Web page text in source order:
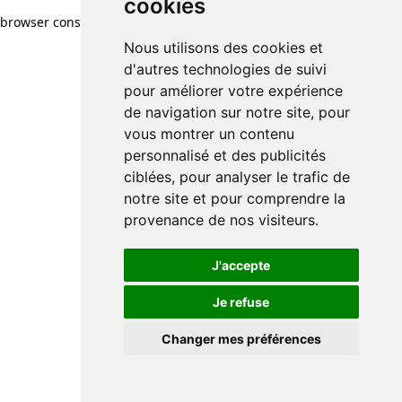
cookies
Nous utilisons des cookies et
d'autres technologies de suivi
pour améliorer votre expérience
de navigation sur notre site, pour
vous montrer un contenu
personnalisé et des publicités
ciblées, pour analyser le trafic de
notre site et pour comprendre la
provenance de nos visiteurs.
J'accepte
Je refuse
Changer mes préférences
browser console for more information)